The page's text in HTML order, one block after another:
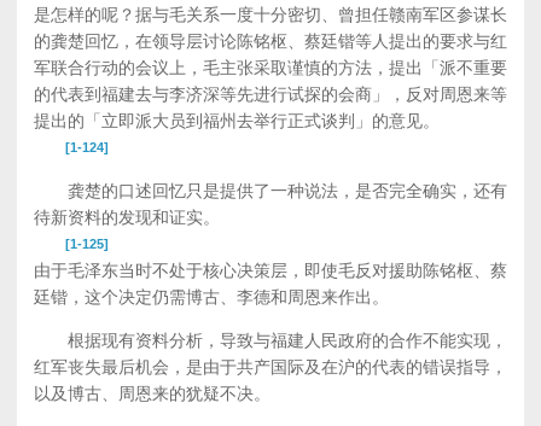
是怎样的呢？据与毛关系一度十分密切、曾担任赣南军区参谋长
的龚楚回忆，在领导层讨论陈铭枢、蔡廷锴等人提出的要求与红
军联合行动的会议上，毛主张采取谨慎的方法，提出「派不重要
的代表到福建去与李济深等先进行试探的会商」，反对周恩来等
提出的「立即派大员到福州去举行正式谈判」的意见。
[1-124]
龚楚的口述回忆只是提供了一种说法，是否完全确实，还有
待新资料的发现和证实。
[1-125]
由于毛泽东当时不处于核心决策层，即使毛反对援助陈铭枢、蔡
廷锴，这个决定仍需博古、李德和周恩来作出。
根据现有资料分析，导致与福建人民政府的合作不能实现，
红军丧失最后机会，是由于共产国际及在沪的代表的错误指导，
以及博古、周恩来的犹疑不决。